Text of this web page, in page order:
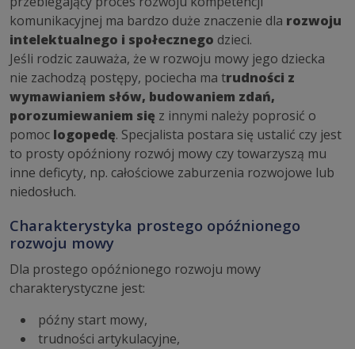
komunikacyjnej ma bardzo duże znaczenie dla rozwoju
intelektualnego i społecznego dzieci.
Jeśli rodzic zauważa, że w rozwoju mowy jego dziecka
nie zachodzą postępy, pociecha ma trudności z
wymawianiem słów, budowaniem zdań,
porozumiewaniem się z innymi należy poprosić o
pomoc logopedę. Specjalista postara się ustalić czy jest
to prosty opóźniony rozwój mowy czy towarzyszą mu
inne deficyty, np. całościowe zaburzenia rozwojowe lub
niedosłuch.
Charakterystyka prostego opóźnionego
rozwoju mowy
Dla prostego opóźnionego rozwoju mowy
charakterystyczne jest:
późny start mowy,
trudności artykulacyjne,